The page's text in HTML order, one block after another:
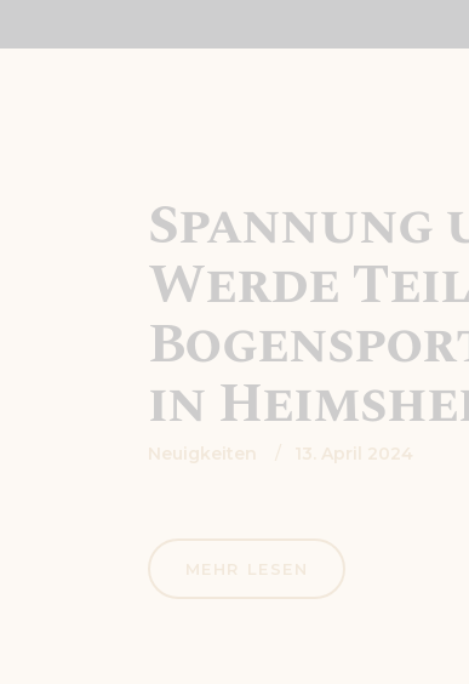
Werde
in
Neuigkeiten 13. April 2024
MEHR LESEN